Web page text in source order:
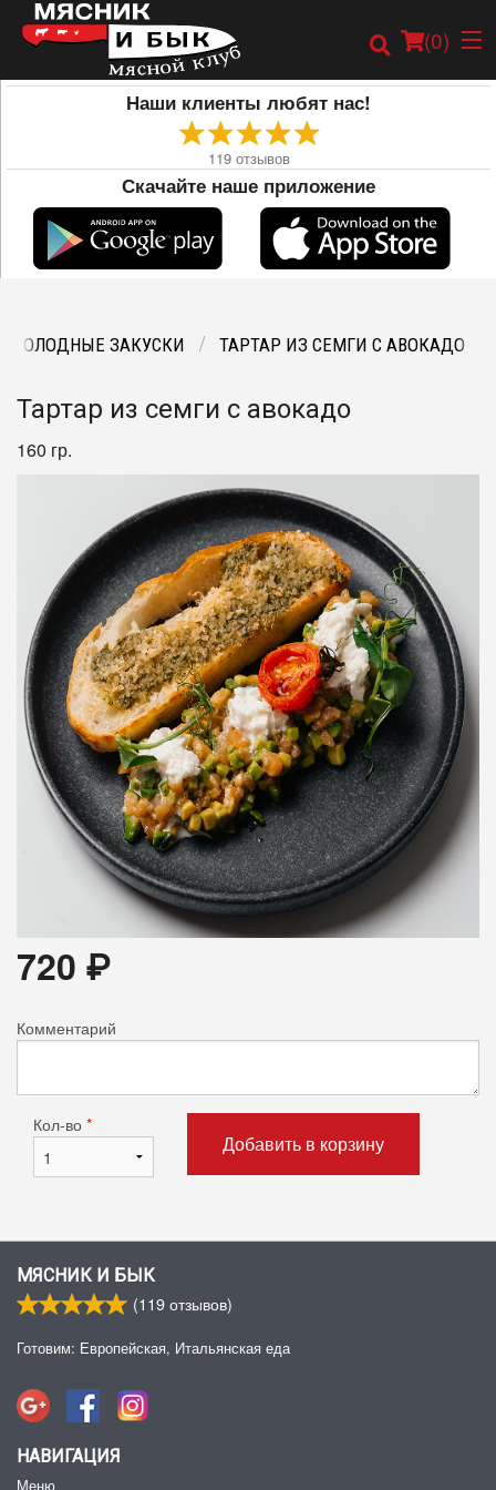
(0)
Заказать онлайн
Карта
Наши клиенты любят нас!
119 отзывов
Скачайте наше приложение
ХОЛОДНЫЕ ЗАКУСКИ ТАРТАР ИЗ СЕМГИ С АВОКАДО
Тартар из семги с авокадо
160 гр.
720 ₽
Комментарий
Кол-во *
Добавить в корзину
МЯСНИК И БЫК
(119отзывов)
Готовим: Европейская, Итальянская еда
НАВИГАЦИЯ
Меню